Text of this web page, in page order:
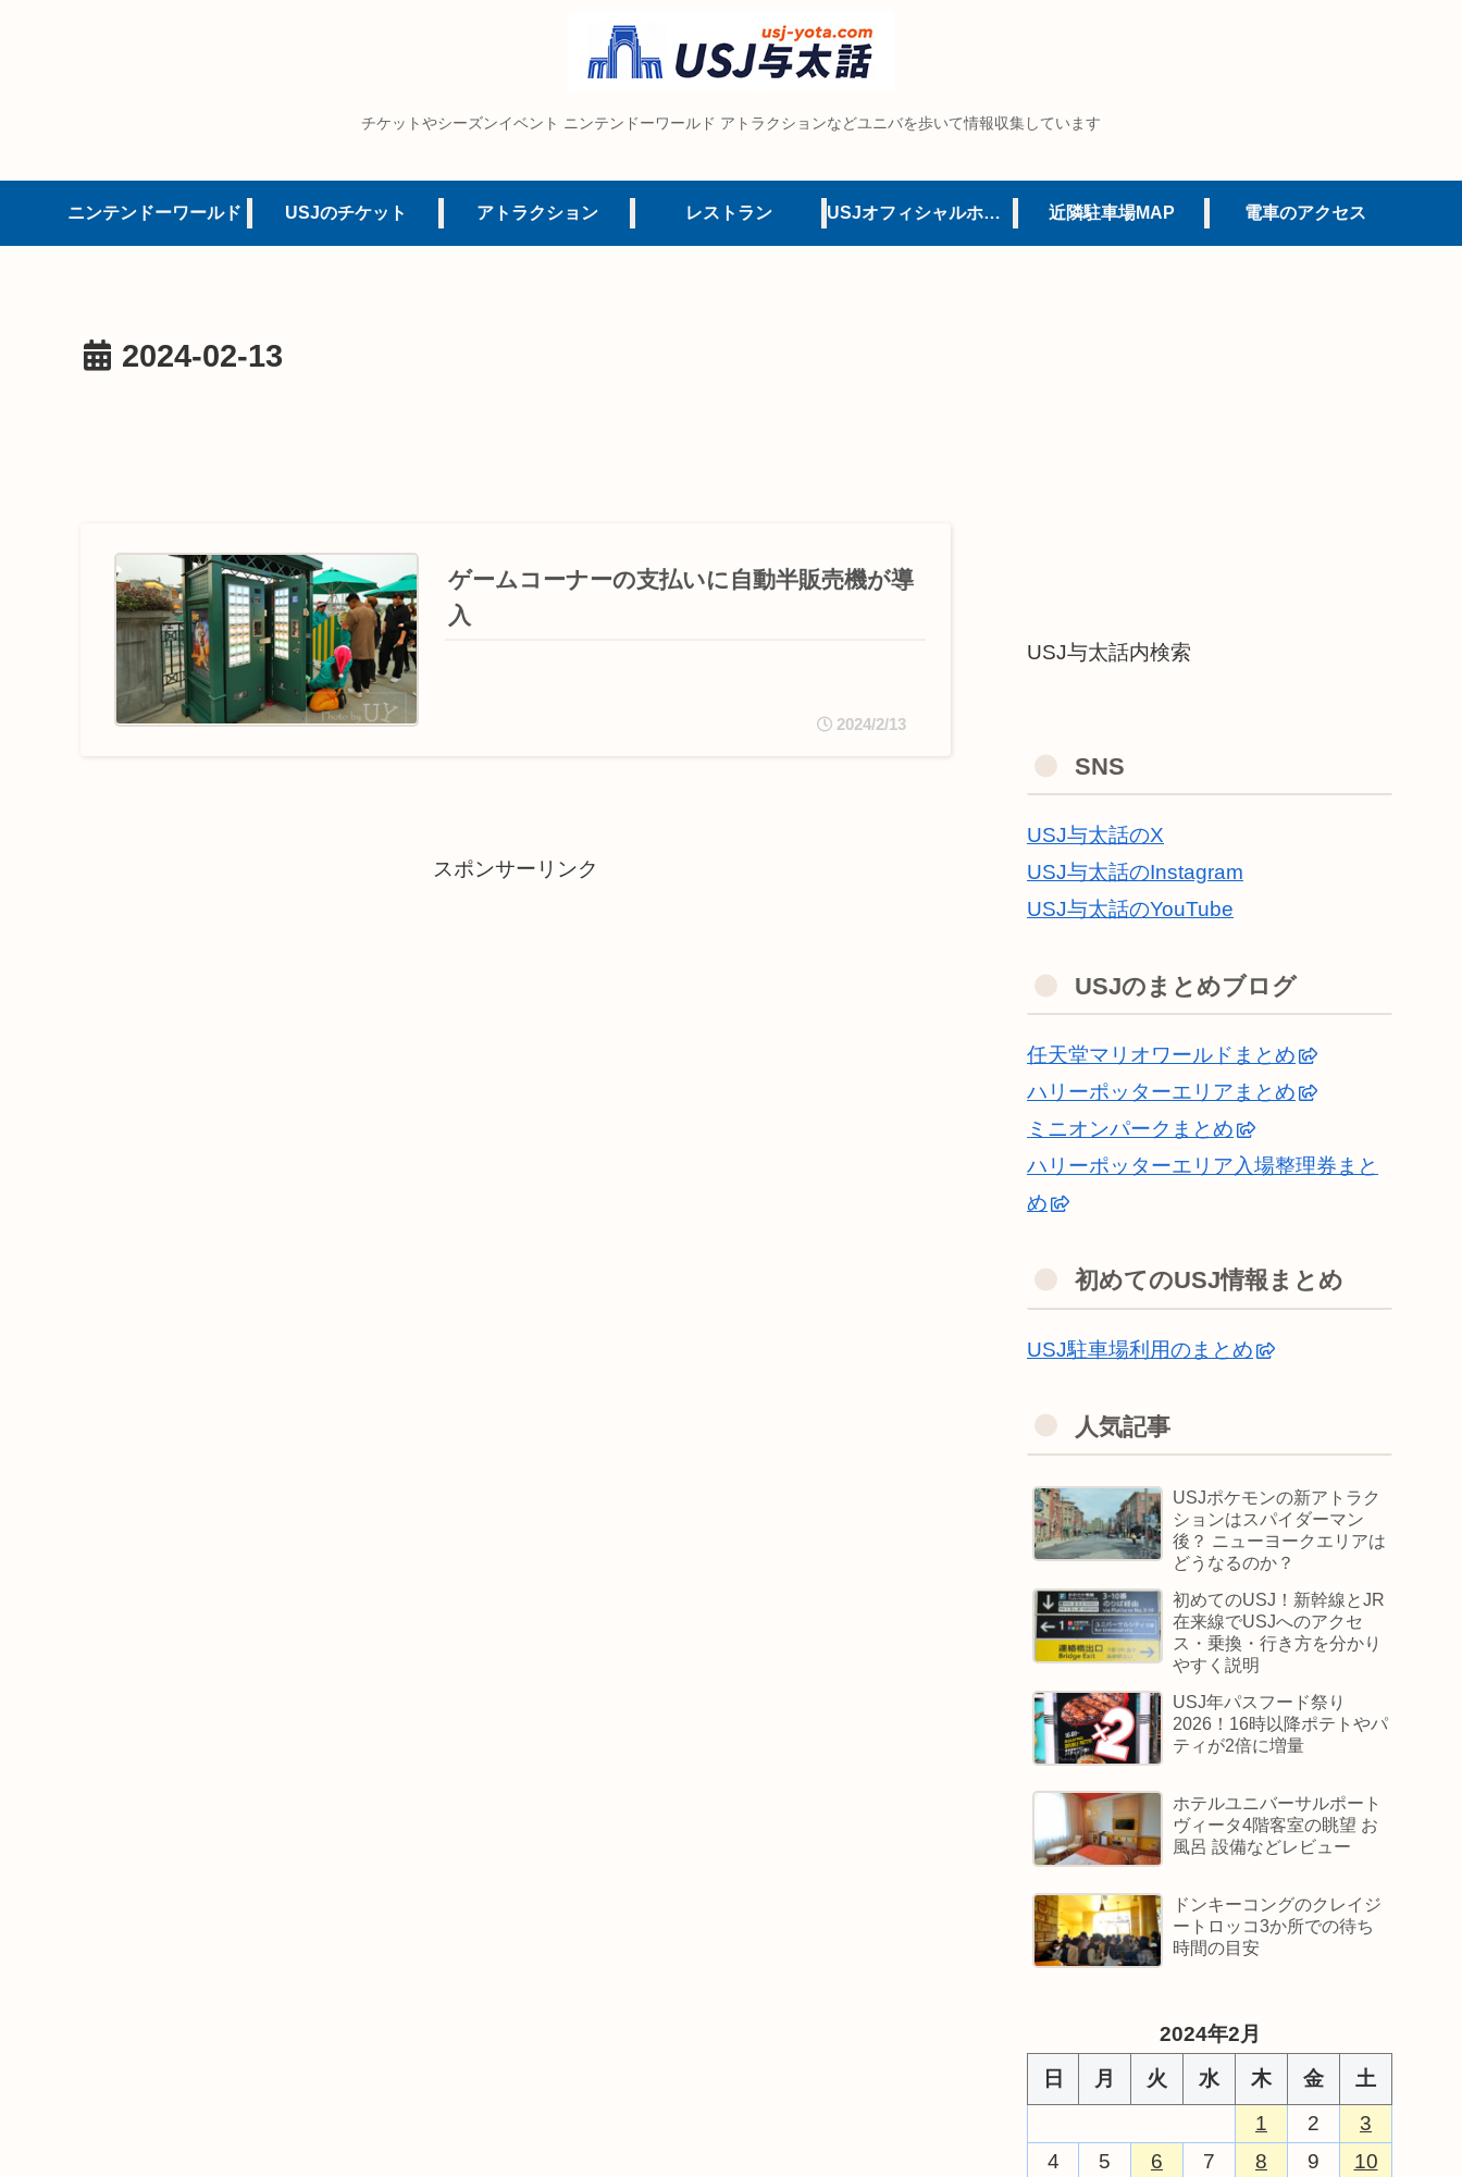
チケットやシーズンイベント ニンテンドーワールド アトラクションなどユニバを歩いて情報収集しています
ニンテンドーワールド USJのチケット アトラクション レストラン USJオフィシャルホテル 近隣駐車場MAP 電車のアクセス
2024-02-13
ゲームコーナーの支払いに自動半販売機が導
入
2024/2/13
スポンサーリンク
USJ与太話内検索
SNS
USJ与太話のX
USJ与太話のInstagram
USJ与太話のYouTube
USJのまとめブログ
任天堂マリオワールドまとめ
ハリーポッターエリアまとめ
ミニオンパークまとめ
ハリーポッターエリア入場整理券まと
め
初めてのUSJ情報まとめ
USJ駐車場利用のまとめ
人気記事
USJポケモンの新アトラク
ションはスパイダーマン
後？ ニューヨークエリアは
どうなるのか？
初めてのUSJ！新幹線とJR
在来線でUSJへのアクセ
ス・乗換・行き方を分かり
やすく説明
USJ年パスフード祭り
2026！16時以降ポテトやパ
ティが2倍に増量
ホテルユニバーサルポート
ヴィータ4階客室の眺望 お
風呂 設備などレビュー
ドンキーコングのクレイジ
ートロッコ3か所での待ち
時間の目安
2024年2月
日
月 火 水 木 金
土
1
2
3
4
5 6 7 8 9
10